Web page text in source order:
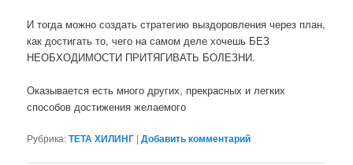
И тогда можно создать стратегию выздоровления через план,
как достигать то, чего на самом деле хочешь БЕЗ
НЕОБХОДИМОСТИ ПРИТЯГИВАТЬ БОЛЕЗНИ.
Оказывается есть много других, прекрасных и легких
способов достижения желаемого
Рубрика:ТЕТА ХИЛИНГ |Добавить комментарий